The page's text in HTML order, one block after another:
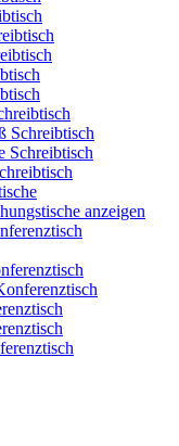
Schreibtisch
Schreibtisch
anzeigen